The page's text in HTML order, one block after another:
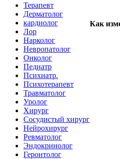
Терапевт
Дерматолог
кардиолог
Лор
Нарколог
Невропатолог
Онколог
Педиатр
Психиатр.
Психотерапевт
Травматолог
Уролог
Хирург
Сосудистый хирург
Нейрохирург
Ревматолог
Эндокринолог
Геронтолог
Как